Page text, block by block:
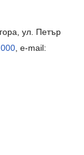
ул. Петър
, e-mail: